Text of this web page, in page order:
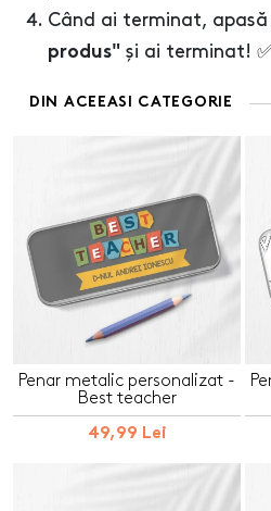
Când ai terminat, apasă
produs" și ai terminat!
DIN ACEEASI CATEGORIE
Penar metalic personalizat -
Best teacher
49,99 Lei